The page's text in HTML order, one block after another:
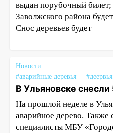
выдан порубочный
Заволжского района
Снос деревьев будет
Новости
#аварийные деревья
#деервья
В Ульяновске
На прошлой неделе в
аварийное дерево. Также
специалисты МБУ